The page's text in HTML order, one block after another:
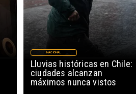
Lluvias históricas en Chile:
ciudades alcanzan
máximos nunca vistos
NACIONAL